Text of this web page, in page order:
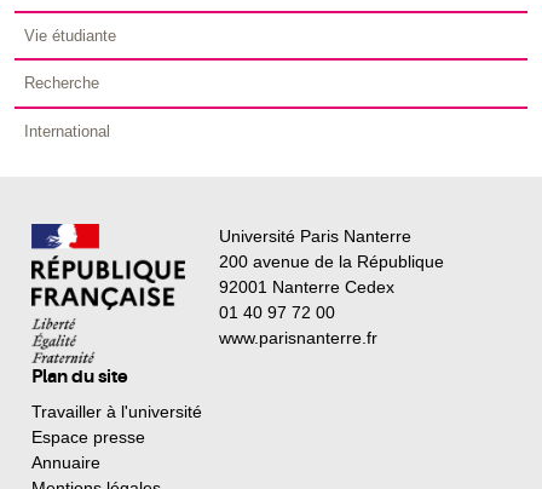
Vie étudiante
Recherche
International
Université Paris Nanterre
200 avenue de la République
92001 Nanterre Cedex
01 40 97 72 00
www.parisnanterre.fr
Plan du site
Travailler à l'université
Espace presse
Annuaire